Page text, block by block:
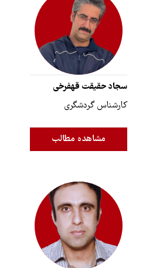
سجاد حقیقت قهفرخی
کارشناس گردشگری
مشاهده مطالب